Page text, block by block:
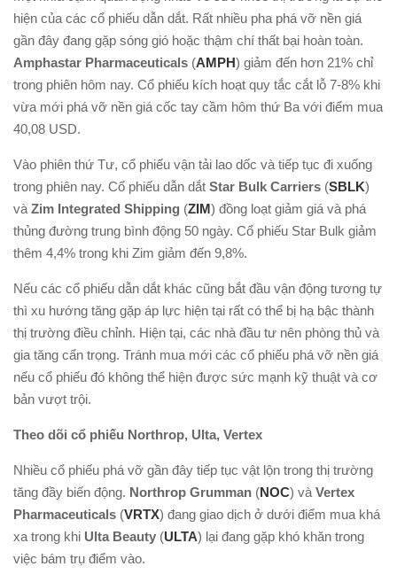
hiện của các cổ phiếu dẫn dắt. Rất nhiều pha phá vỡ nền giá
gần đây đang gặp sóng gió hoặc thậm chí thất bại hoàn toàn.
Amphastar Pharmaceuticals (AMPH) giảm đến hơn 21% chỉ
trong phiên hôm nay. Cổ phiếu kích hoạt quy tắc cắt lỗ 7-8% khi
vừa mới phá vỡ nền giá cốc tay cầm hôm thứ Ba với điểm mua
40,08 USD.
Vào phiên thứ Tư, cổ phiếu vận tải lao dốc và tiếp tục đi xuống
trong phiên nay. Cổ phiếu dẫn dắt Star Bulk Carriers (SBLK)
và Zim Integrated Shipping (ZIM) đồng loạt giảm giá và phá
thủng đường trung bình động 50 ngày. Cổ phiếu Star Bulk giảm
thêm 4,4% trong khi Zim giảm đến 9,8%.
Nếu các cổ phiếu dẫn dắt khác cũng bắt đầu vận động tương tự
thì xu hướng tăng gặp áp lực hiện tại rất có thể bị hạ bậc thành
thị trường điều chỉnh. Hiện tại, các nhà đầu tư nên phòng thủ và
gia tăng cẩn trọng. Tránh mua mới các cổ phiếu phá vỡ nền giá
nếu cổ phiếu đó không thể hiện được sức mạnh kỹ thuật và cơ
bản vượt trội.
Theo dõi cổ phiếu Northrop, Ulta, Vertex
Nhiều cổ phiếu phá vỡ gần đây tiếp tục vật lộn trong thị trường
tăng đầy biến động. Northrop Grumman (NOC) và Vertex
Pharmaceuticals (VRTX) đang giao dịch ở dưới điểm mua khá
xa trong khi Ulta Beauty (ULTA) lại đang gặp khó khăn trong
việc bám trụ điểm vào.